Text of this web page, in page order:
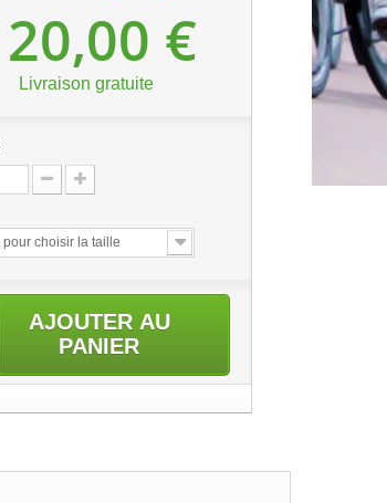
€
Livraison gratuite
choisir la taille
AJOUTER AU
PANIER